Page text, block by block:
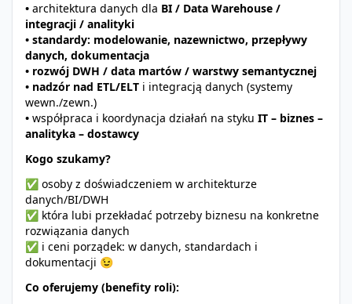
• architektura danych dla BI / Data Warehouse /
integracji / analityki
• standardy: modelowanie, nazewnictwo, przepływy
danych, dokumentacja
• rozwój DWH / data martów / warstwy semantycznej
• nadzór nad ETL/ELT i integracją danych (systemy
wewn./zewn.)
• współpraca i koordynacja działań na styku IT – biznes –
analityka – dostawcy
Kogo szukamy?
✅ osoby z doświadczeniem w architekturze
danych/BI/DWH
✅ która lubi przekładać potrzeby biznesu na konkretne
rozwiązania danych
✅ i ceni porządek: w danych, standardach i
dokumentacji 😉
Co oferujemy (benefity roli):